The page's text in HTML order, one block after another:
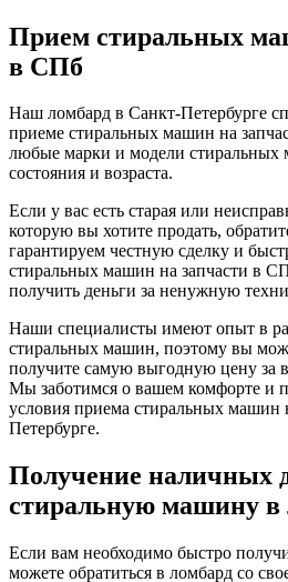
Прием стиральных
в СПб
Наш ломбард в Санкт-Петербурге
приеме стиральных машин на
любые марки и модели стиральных
состояния и возраста.
Если у вас есть старая или
которую вы хотите продать,
гарантируем честную сделку и
стиральных машин на запчасти в
получить деньги за ненужную
Наши специалисты имеют опыт в
стиральных машин, поэтому вы
получите самую выгодную цену за
Мы заботимся о вашем комфорте и
условия приема стиральных машин
Петербурге.
Получение наличных
стиральную машину в
Если вам необходимо быстро
можете обратиться в ломбард со